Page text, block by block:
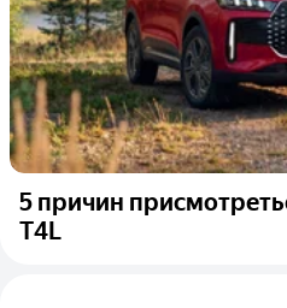
5 причин
T4L